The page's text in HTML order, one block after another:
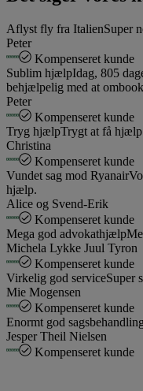
Aflyst fly fra ItalienSuper
Peter
Kompenseret kunde
Sublim hjælpIdag, 805
behjælpelig med at
Peter
Kompenseret kunde
Tryg hjælpTrygt at få
Christina
Kompenseret kunde
Vundet sag mod Ryanair
hjælp.
Alice og Svend-Erik
Kompenseret kunde
Mega god advokathjælp
Michela Lykke Juul Tyron
Kompenseret kunde
Virkelig god serviceSuper
Mie Mogensen
Kompenseret kunde
Enormt god sagsbehandling
Jesper Theil Nielsen
Kompenseret kunde